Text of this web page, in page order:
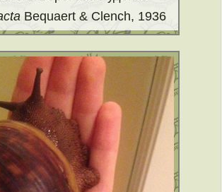
Bequaert & Clench, 1936